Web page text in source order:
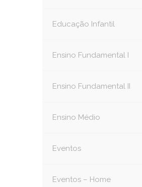
Educação Infantil
Ensino Fundamental I
Ensino Fundamental II
Ensino Médio
Eventos
Eventos – Home